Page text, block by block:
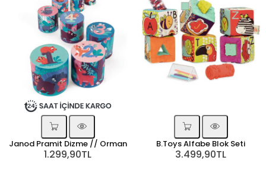
Janod Pramit Dizme // Orman
1.299,90TL
B.Toys Alfabe Blok Seti
3.499,90TL